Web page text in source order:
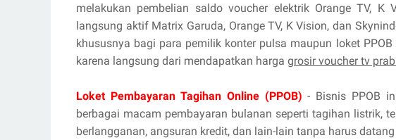
melakukan pembelian saldo voucher elektrik Orange TV,
langsung aktif Matrix Garuda, Orange TV, K Vision, dan
khususnya bagi para pemilik konter pulsa maupun loket
karena langsung dari mendapatkan harga grosir voucher tv
Loket Pembayaran Tagihan Online (PPOB) - Bisnis PPOB
berbagai macam pembayaran bulanan seperti tagihan listrik,
berlangganan, angsuran kredit, dan lain-lain tanpa harus